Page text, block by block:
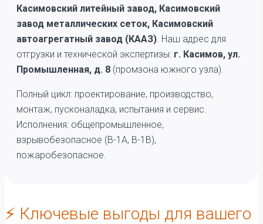
Касимовский литейный завод, Касимовский
завод металлических сеток, Касимовский
автоагрегатный завод (КААЗ). Наш адрес для
отгрузки и технической экспертизы: г. Касимов, ул.
Промышленная, д. 8 (промзона южного узла).
Полный цикл: проектирование, производство,
монтаж, пусконаладка, испытания и сервис.
Исполнения: общепромышленное,
взрывобезопасное (В-1А, В-1В),
пожаробезопасное.
⚡ Ключевые выгоды для вашего